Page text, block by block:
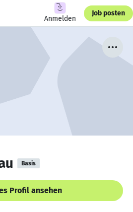
Anmelden
Job posten
Basis
Profil ansehen